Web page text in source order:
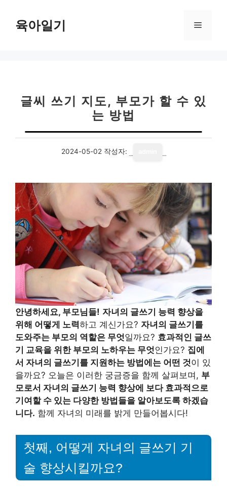
육아일기 메
글씨 쓰기 지도, 부모가 할 수 있
는 방법
2024-05-02 작성자:
안녕하세요, 부모님들! 자녀의 글쓰기 능력 향상을
위해 어떻게 노력하고 계신가요? 자녀의 글쓰기를
도와주는 부모의 역할은 무엇일까요? 효과적인 글쓰
기 교육을 위한 부모의 노하우는 무엇 인가요? 집에
서 자녀의 글쓰기를 지원하는 방법에는 어떤 것이 있
을까요? 오늘은 이러한 궁금증을 함께 살펴보며, 부
모로서 자녀의 글쓰기 능력 향상에 보다 효과적으로
기여할 수 있는 다양한 방법들을 알아보도록 하겠습
니다. 함께 자녀의 미래를 밝게 만들어봅시다!
첫째, 어떻게 자녀의 글쓰기 기
술 향상시킬까요?